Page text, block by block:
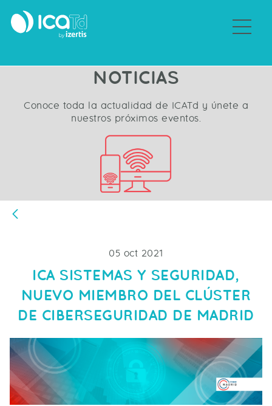
NOTICIAS
Conoce toda la actualidad de ICATd y únete a
nuestros próximos eventos.
05 oct 2021
ICA SISTEMAS Y SEGURIDAD,
NUEVO MIEMBRO DEL CLÚSTER
DE CIBERSEGURIDAD DE MADRID